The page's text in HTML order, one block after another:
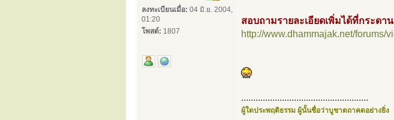
ลงทะเบียนเมื่อ: 04 มิ.ย. 2004,
01:20
โพสต์: 1807
สอบถามรายละเอียดเพิ่มได้ที่กระดา
http://www.dhammajak.net/forums/
.....................................................
ผู้ใดประพฤติธรรม ผู้นั้นชื่อว่าบูชาตถาคตอย่างยิ่ง